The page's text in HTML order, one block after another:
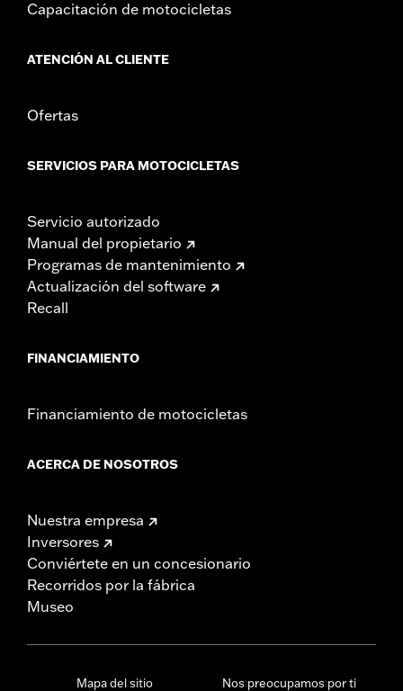
Capacitación de motocicletas
ATENCIÓN AL CLIENTE
Ofertas
SERVICIOS PARA MOTOCICLETAS
Servicio autorizado
Manual del propietario
Programas de mantenimiento
Actualización del software
Recall
FINANCIAMIENTO
Financiamiento de motocicletas
ACERCA DE NOSOTROS
Nuestra empresa
Inversores
Conviértete en un concesionario
Recorridos por la fábrica
Museo
Mapa del sitio Nos preocupamos por ti